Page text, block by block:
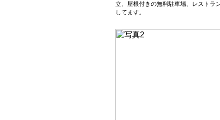
立、屋根付きの無料駐車場、レストラ
してます。